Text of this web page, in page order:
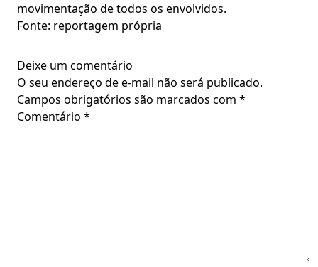
movimentação de todos os envolvidos.
Fonte: reportagem própria
Deixe um comentário
O seu endereço de e-mail não será publicado.
Campos obrigatórios são marcados com *
Comentário *